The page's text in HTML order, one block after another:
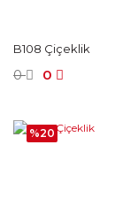
B108 Çiçeklik
0 0
%20